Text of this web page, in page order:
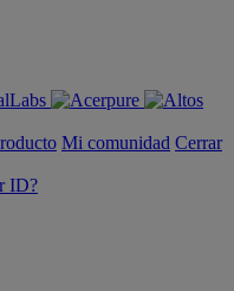
Mi comunidad Cerrar
ID?